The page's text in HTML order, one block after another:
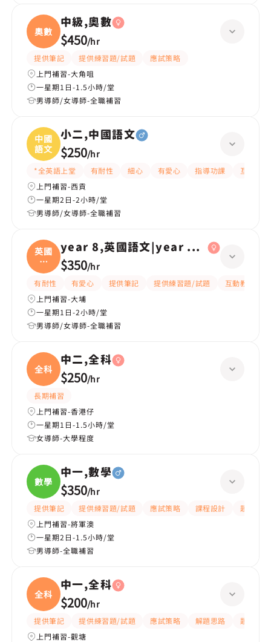
奧數
中級,奧數
$450/hr
提供筆記 提供練習題/試題
應試策略
上門補習-大角咀
一星期1日-1.5小時/堂
男導師/女導師-全職補習
中國
語文
小二,中國語文
$250/hr
*全英語上堂 有耐性 細心 有愛心 指導功課
互動教學
上門補習-西貢
一星期2日-2小時/堂
男導師/女導師-全職補習
英國
語
文|
year 8,英國語文|year 6,英國語文
$350/hr
有耐性 有愛心 提供筆記 提供練習題/試題 互動教學
上門補習-大埔
一星期1日-2小時/堂
男導師/女導師-全職補習
全科
中二,全科
$250/hr
長期補習
上門補習-香港仔
一星期1日-1.5小時/堂
女導師-大學程度
數學
中一,數學
$350/hr
提供筆記 提供練習題/試題 應試策略 課程設計
題目講解
上門補習-將軍澳
一星期2日-1.5小時/堂
男導師-全職補習
全科
中一,全科
$200/hr
提供筆記 提供練習題/試題 應試策略 解題思路
題目講解
上門補習-觀塘